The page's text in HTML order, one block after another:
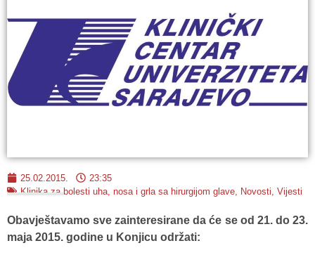
25.02.2015.
23:35
Klinika za bolesti uha, nosa i grla sa hirurgijom glave
Novosti Vijesti
Obavještavamo sve zainteresirane da će se od 21. do 23.
maja 2015. godine u Konjicu održati: